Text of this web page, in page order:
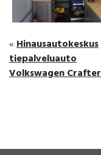
« Hinausautokeskus
tiepalveluauto
Volkswagen Crafter